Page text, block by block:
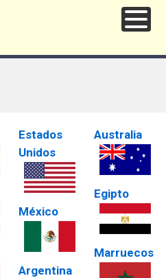
Estados
Unidos
México
Argentina
Australia
Egipto
Marruecos